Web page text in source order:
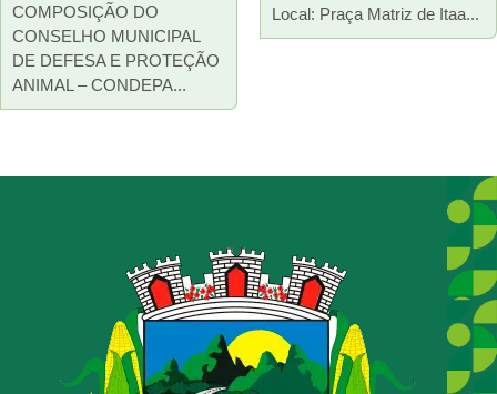
COMPOSIÇÃO DO
CONSELHO MUNICIPAL
DE DEFESA E PROTEÇÃO
ANIMAL – CONDEPA...
Local: Praça Matriz de Itaa...